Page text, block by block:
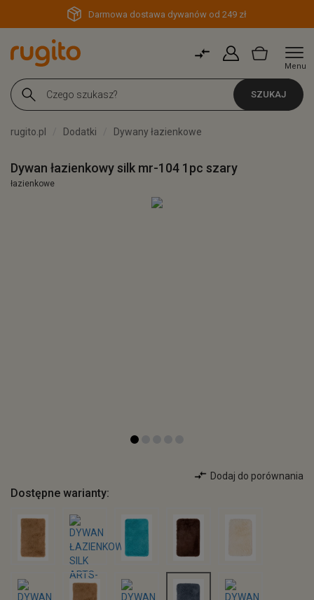
Darmowa dostawa dywanów od 249 zł
Menu
SZUKAJ
rugito.pl Dodatki Dywany łazienkowe
Dywan łazienkowy silk mr-104 1pc szary
łazienkowe
Dodaj do porównania
Dostępne warianty: